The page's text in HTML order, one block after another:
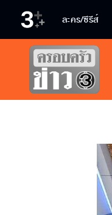
ละคร/ซีรีส์